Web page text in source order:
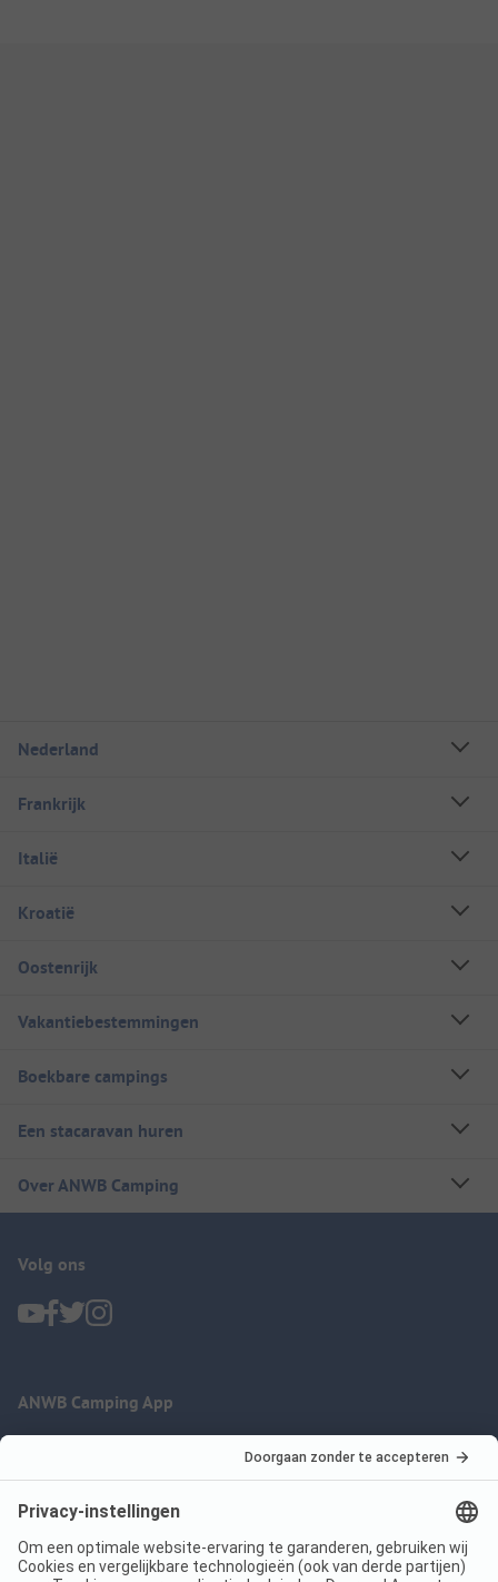
Nederland
Frankrijk
Italië
Kroatië
Oostenrijk
Vakantiebestemmingen
Boekbare campings
Een stacaravan huren
Over ANWB Camping
Volg ons
ANWB Camping App